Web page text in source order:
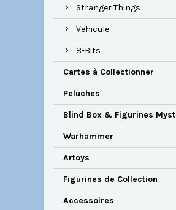
Stranger Things
Vehicule
8-Bits
Cartes à Collectionner
Peluches
Blind Box & Figurines
Warhammer
Artoys
Figurines de Collection
Accessoires